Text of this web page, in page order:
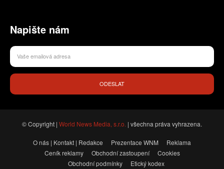
Napište nám
ODESLAT
© Copyright | World News Media, s.r.o. | všechna práva vyhrazena.
O nás | Kontakt | Redakce Prezentace WNM
Reklama
Ceník reklamy
Obchodní zastoupení
Cookies
Obchodní podmínky
Etický kodex